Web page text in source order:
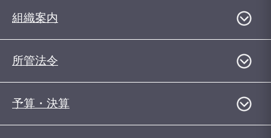
組織案内
所管法令
予算・決算